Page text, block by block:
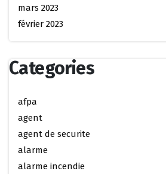
mars 2023
février 2023
Categories
afpa
agent
agent de securite
alarme
alarme incendie